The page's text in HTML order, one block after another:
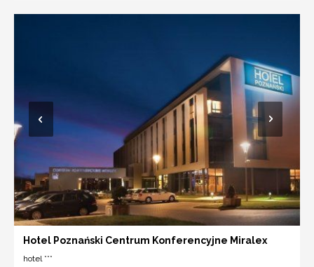
Hotel Poznański Centrum Konferencyjne Miralex
hotel ***